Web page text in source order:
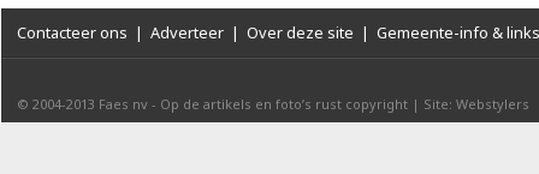
Contacteer ons | Adverteer | Over deze site | Gemeente-info & links
© 2004-2013 Faes nv - Op de artikels en foto’s rust copyright | Site: Webstylers